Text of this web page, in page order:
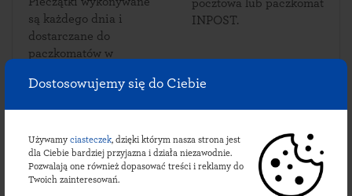
Dostosowujemy się do Ciebie
Używamy ciasteczek, dzięki którym nasza strona jest
dla Ciebie bardziej przyjazna i działa niezawodnie.
Pozwalają one również dopasować treści i reklamy do
Twoich zainteresowań.
są każdego dnia i
dostarczane do
paczkomatów w
pocztowa lub paczkomat
INPOST.
Sprawdź lokalizacje
bieździedzkich